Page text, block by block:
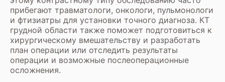
прибегают травматологи, онкологи, пульмонологи
и фтизиатры для установки точного диагноза. КТ
грудной области также поможет подготовиться к
хирургическому вмешательству и разработать
план операции или отследить результаты
операции и возможные послеоперационные
осложнения.